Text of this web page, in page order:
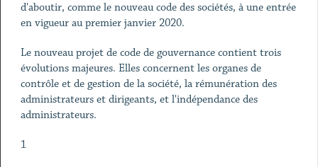
d'aboutir, comme le nouveau code des sociétés, à une entrée
en vigueur au premier janvier 2020.
Le nouveau projet de code de gouvernance contient trois
évolutions majeures. Elles concernent les organes de
contrôle et de gestion de la société, la rémunération des
administrateurs et dirigeants, et l'indépendance des
administrateurs.
1